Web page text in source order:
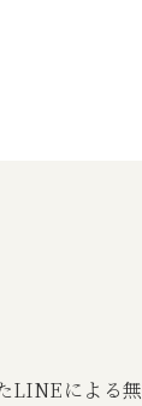
LINEによる